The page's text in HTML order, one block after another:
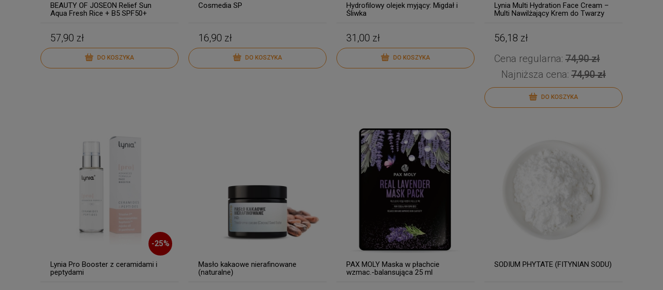
BEAUTY OF JOSEON Relief Sun
Aqua Fresh Rice + B5 SPF50+
57,90 zł
DO KOSZYKA
Cosmedia SP
16,90 zł
DO KOSZYKA
Hydrofilowy olejek myjący: Migdał i
Śliwka
31,00 zł
DO KOSZYKA
Lynia Multi Hydration Face Cream –
Multi Nawilżający Krem do Twarzy
56,18 zł
Cena regularna: 74,90 zł
Najniższa cena: 74,90 zł
DO KOSZYKA
-25%
Lynia Pro Booster z ceramidami i
peptydami
Masło kakaowe nierafinowane
(naturalne)
PAX MOLY Maska w płachcie
wzmac.-balansująca 25 ml
SODIUM PHYTATE (FITYNIAN SODU)